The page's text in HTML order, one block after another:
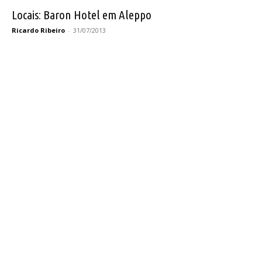
Locais: Baron Hotel em Aleppo
Ricardo Ribeiro - 31/07/2013